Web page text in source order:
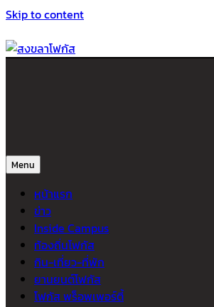
Skip to content
Menu
หน้าแรก
ข่าว
Inside Campus
ท้องถิ่นโฟกัส
กิน-เที่ยว-ที่พัก
ยานยนต์โฟกัส
โฟกัส พร็อพเพอร์ตี้